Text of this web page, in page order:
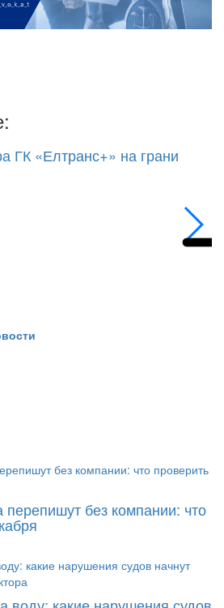
без компании: что
какие нарушения судов
без инспектора